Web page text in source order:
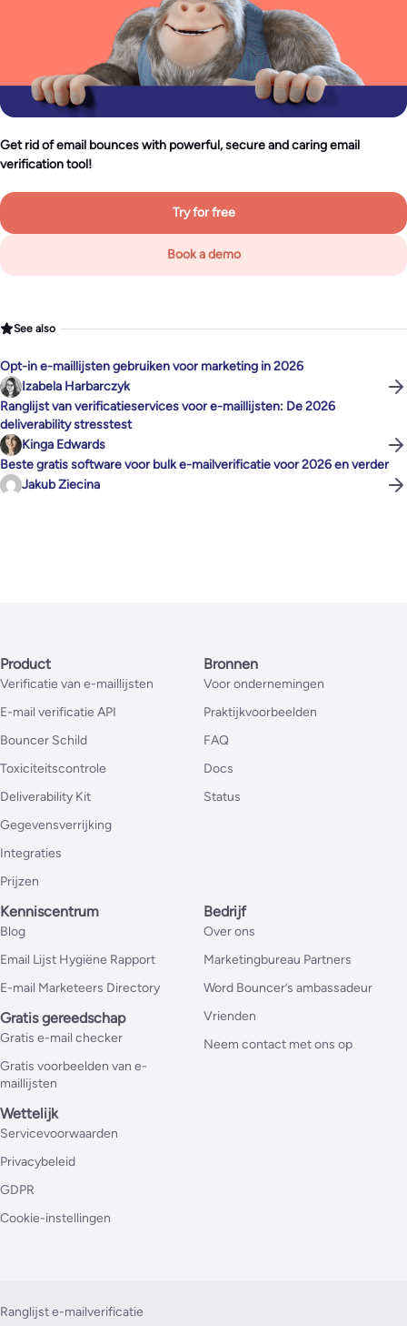
Get rid of email bounces with powerful, secure and caring email
verification tool!
Try for free
Book a demo
See also
Opt-in e-maillijsten gebruiken voor marketing in 2026
Izabela Harbarczyk
Ranglijst van verificatieservices voor e-maillijsten: De 2026
deliverability stresstest
Kinga Edwards
Beste gratis software voor bulk e-mailverificatie voor 2026 en verder
Jakub Ziecina
Product
Verificatie van e-maillijsten
E-mail verificatie API
Bouncer Schild
Toxiciteitscontrole
Deliverability Kit
Gegevensverrijking
Integraties
Prijzen
Bronnen
Voor ondernemingen
Praktijkvoorbeelden
FAQ
Docs
Status
Kenniscentrum
Blog
Email Lijst Hygiëne Rapport
E-mail Marketeers Directory
Gratis gereedschap
Gratis e-mail checker
Gratis voorbeelden van e-
maillijsten
Bedrijf
Over ons
Marketingbureau Partners
Word Bouncer’s ambassadeur
Vrienden
Neem contact met ons op
Wettelijk
Servicevoorwaarden
Privacybeleid
GDPR
Cookie-instellingen
Ranglijst e-mailverificatie